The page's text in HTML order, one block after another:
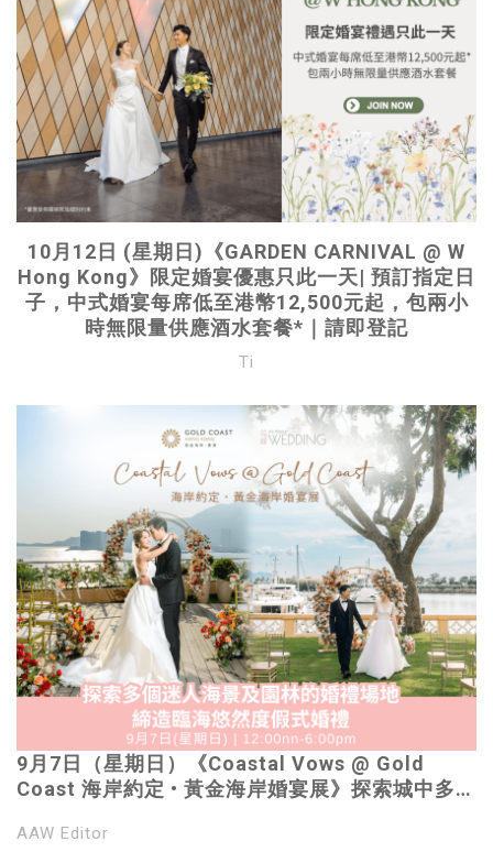
10月12日 (星期日)《GARDEN CARNIVAL @ W
Hong Kong》限定婚宴優惠只此一天| 預訂指定日
子，中式婚宴每席低至港幣12,500元起，包兩小
時無限量供應酒水套餐*｜請即登記
Ti
9月7日（星期日）《Coastal Vows @ Gold
Coast 海岸約定 • 黃金海岸婚宴展》探索城中多個
名 免費入場
AAW Editor